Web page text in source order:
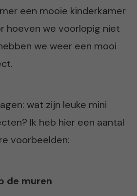
een mooie kinderkamer
hoeven we voorlopig niet
we weer een mooi
wat zijn leuke mini
Ik heb hier een aantal
voorbeelden:
de muren